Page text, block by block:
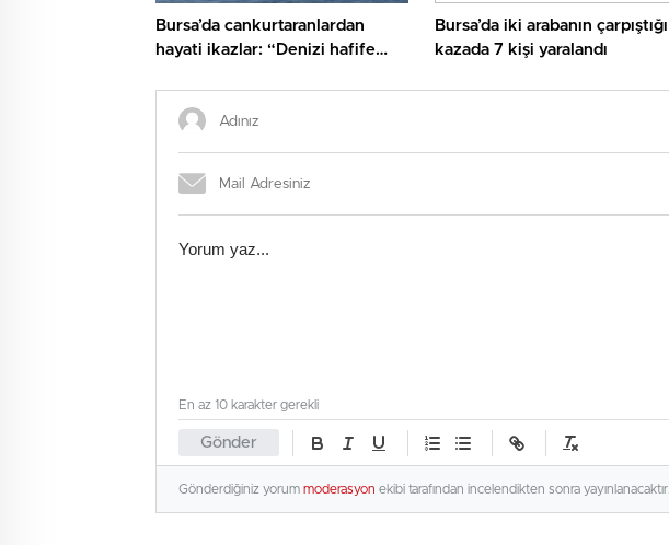
Bursa’da cankurtaranlardan
hayati ikazlar: “Denizi hafife
Bursa’da iki arabanın çarpıştığı
kazada 7 kişi yaralandı
Gönder
En az 10 karakter gerekli
Gönderdiğiniz yorum moderasyon ekibi tarafından incelendikten sonra yayınlanacaktır.